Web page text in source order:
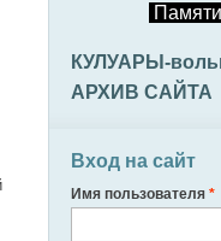
КУЛУАРЫ-
АРХИВ САЙТА
Вход на сайт
Имя пользователя *